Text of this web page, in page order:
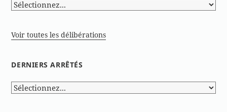
Voir toutes les délibérations
DERNIERS ARRÊTÉS